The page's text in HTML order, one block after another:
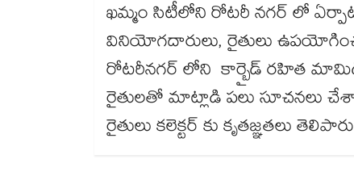
ఖమ్మం సిటీలోని రోటరీ నగర్ లో
వినియోగదారులు, రైతులు
రోటరీనగర్ లోని కార్బైడ్ రహిత మామిడి
రైతులతో మాట్లాడి పలు సూచనలు
రైతులు కలెక్టర్ కు కృతజ్ఞతలు